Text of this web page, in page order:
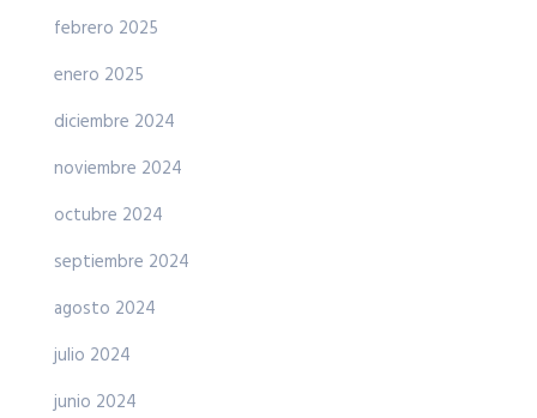
febrero 2025
enero 2025
diciembre 2024
noviembre 2024
octubre 2024
septiembre 2024
agosto 2024
julio 2024
junio 2024